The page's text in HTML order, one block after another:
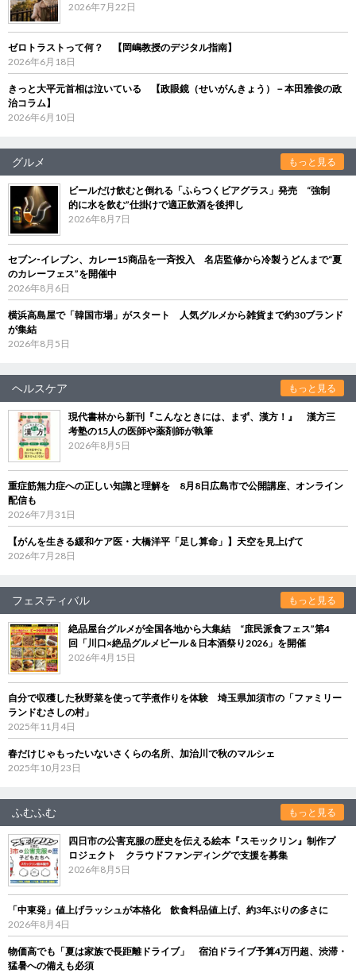
2026年7月22日
ゼロトラストって何？ 【岡嶋教授のデジタル指南】
2026年6月18日
きっと大平元首相は泣いている 【政眼鏡（せいがんきょう）－本田雅俊の政
治コラム】
2026年6月10日
グルメ もっと見る
ビールだけ飲むと倒れる「ふらつくビアグラス」発売 “強制
的に水を飲む”仕掛けで適正飲酒を後押し
2026年8月7日
セブン‐イレブン、カレー15商品を一斉投入 名店監修から冷製うどんまで“夏
のカレーフェス”を開催中
2026年8月6日
横浜高島屋で「韓国市場」がスタート 人気グルメから雑貨まで約30ブランド
が集結
2026年8月5日
ヘルスケア もっと見る
現代書林から新刊『こんなときには、まず、漢方！』 漢方三
考塾の15人の医師や薬剤師が執筆
2026年8月5日
重症筋無力症への正しい知識と理解を 8月8日広島市で公開講座、オンライン
配信も
2026年7月31日
【がんを生きる緩和ケア医・大橋洋平「足し算命」】天空を見上げて
2026年7月28日
フェスティバル もっと見る
絶品屋台グルメが全国各地から大集結 “庶民派食フェス”第4
回「川口×絶品グルメビール＆日本酒祭り2026」を開催
2026年4月15日
自分で収穫した秋野菜を使って芋煮作りを体験 埼玉県加須市の「ファミリー
ランドむさしの村」
2025年11月4日
春だけじゃもったいないさくらの名所、加治川で秋のマルシェ
2025年10月23日
ふむふむ もっと見る
四日市の公害克服の歴史を伝える絵本『スモックリン』制作プ
ロジェクト クラウドファンディングで支援を募集
2026年8月5日
「中東発」値上げラッシュが本格化 飲食料品値上げ、約3年ぶりの多さに
2026年8月4日
物価高でも「夏は家族で長距離ドライブ」 宿泊ドライブ予算4万円超、渋滞・
猛暑への備えも必須